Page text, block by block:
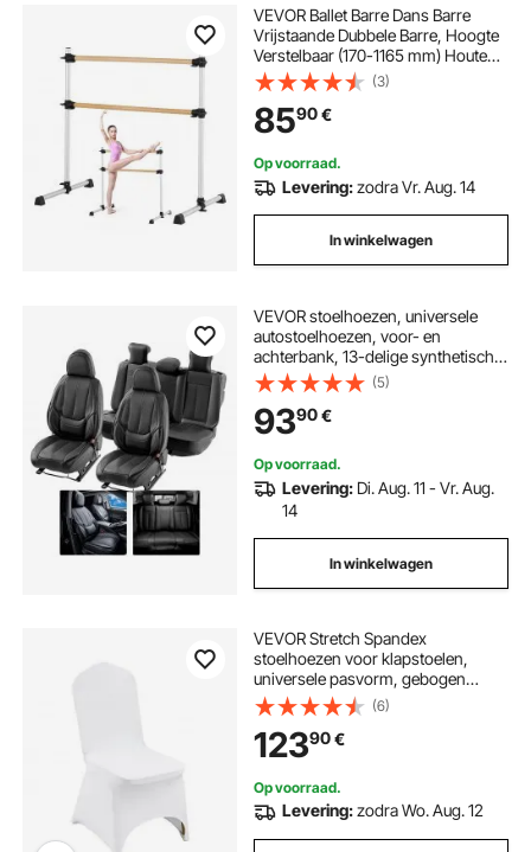
VEVOR Ballet Barre Dans Barre
Vrijstaande Dubbele Barre, Hoogte
Verstelbaar (170-1165 mm) Houten
Stretch Barre voor Ballet
Oefeningen, Balans Training,
Ontspanningsoefeningen, Gym
(3)
8590€
Op voorraad.
Levering:zodra Vr. Aug. 14
In winkelwagen
VEVOR stoelhoezen, universele
autostoelhoezen, voor- en
achterbank, 13-delige synthetisch
leren stoelhoes, volledig omsloten
ontwerp, verwijderbare hoofdsteun
en compatibel met airbags, auto's,
SUV's
(5)
9390€
Op voorraad.
Levering: Di. Aug. 11 - Vr. Aug.
14
In winkelwagen
VEVOR Stretch Spandex
stoelhoezen voor klapstoelen,
universele pasvorm, gebogen
voorkant, afneembare, wasbare
hoezen, voor bruiloften,
feestdagen, feesten en dineren (100
stuks, wit)
(6)
12390€
Op voorraad.
Levering:zodra Wo. Aug. 12